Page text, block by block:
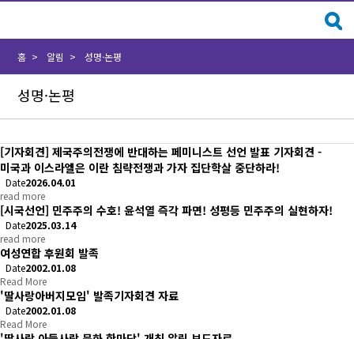
성명·논평
홈 알림 성명·논평
[기자회견] 제국주의전쟁에 반대하는 페미니스트 선언 발표 기자회견 -
미국과 이스라엘은 이란 침략전쟁과 가자 집단학살 중단하라!
Date2026.04.01
read more
[시국선언] 민주주의 수호! 윤석열 즉각 파면! 성평등 민주주의 실현하자!
Date2025.03.14
read more
여성연합 후원회 발족
Date2002.01.08
Read More
'딸사랑아버지모임' 발족기자회견 자료
Date2002.01.08
Read More